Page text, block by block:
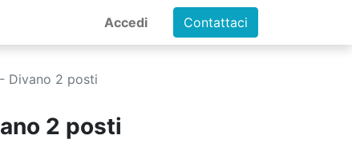
Accedi Contattaci
Divano 2 posti
2 posti